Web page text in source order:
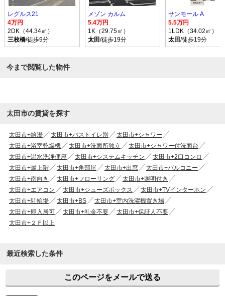
レグルス21
4万円
2DK（44.34㎡）
三枚橋/徒歩9分
メゾン カルム
5.4万円
1K（29.75㎡）
太田/徒歩19分
サンモール A
5.5万円
1LDK（34.02㎡）
太田/徒歩19分
今まで閲覧した物件
太田市の賃貸を探す
太田市+給湯 太田市+バストイレ別
太田市+シャワー
太田市+浴室乾燥機
太田市+洗面所独立
太田市+シャワー付洗面台
太田市+温水洗浄便座
太田市+システムキッチン
太田市+2口コンロ
太田市+最上階
太田市+角部屋 太田市+出窓
太田市+バルコニー
太田市+南向き
太田市+フローリング
太田市+照明付き
太田市+エアコン
太田市+シューズボックス
太田市+TVインターホン
太田市+駐輪場
太田市+BS
太田市+室内洗濯機置き場
太田市+即入居可
太田市+礼金不要
太田市+保証人不要
太田市+２Ｆ以上
最近検索した条件
このページをメールで送る